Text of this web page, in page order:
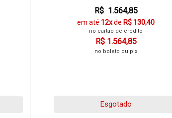
R$ 1.564,85
em até 12xde R$ 130,40
no cartão de crédito
R$ 1.564,85
no boleto ou pix
Esgotado